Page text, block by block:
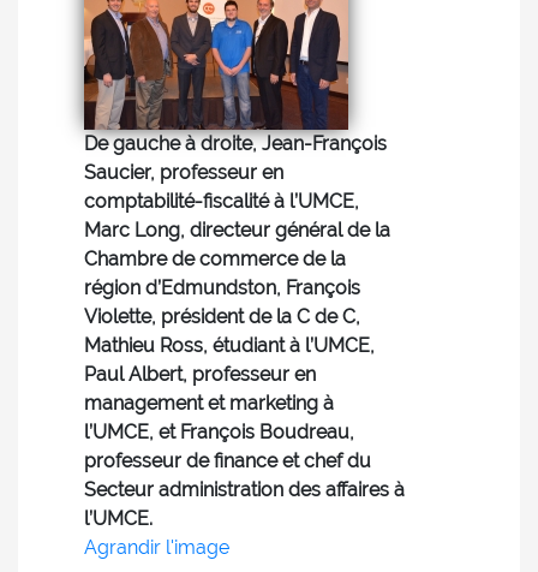
De gauche à droite, Jean-François
Saucier, professeur en
comptabilité-fiscalité à l’UMCE,
Marc Long, directeur général de la
Chambre de commerce de la
région d’Edmundston, François
Violette, président de la C de C,
Mathieu Ross, étudiant à l’UMCE,
Paul Albert, professeur en
management et marketing à
l’UMCE, et François Boudreau,
professeur de finance et chef du
Secteur administration des affaires à
l’UMCE.
Agrandir l'image